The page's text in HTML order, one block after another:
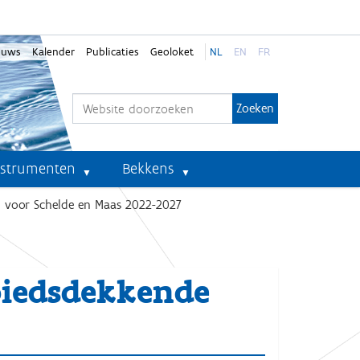
Kalender Publicaties Geoloket NL EN FR
Bekkens
Schelde en Maas 2022-2027